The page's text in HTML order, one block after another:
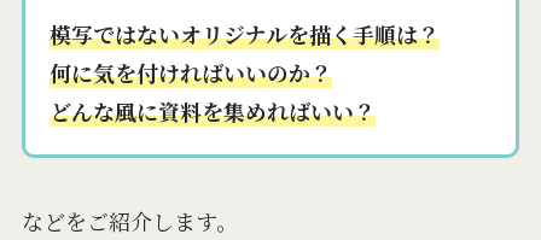
模写ではないオリジナルを描く手順は？
何に気を付ければいいのか？
どんな風に資料を集めればいい？
などをご紹介します。